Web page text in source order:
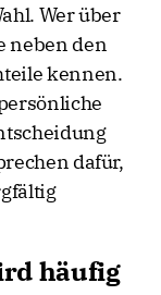
Wer über
neben den
kennen.
dafür,
häufig